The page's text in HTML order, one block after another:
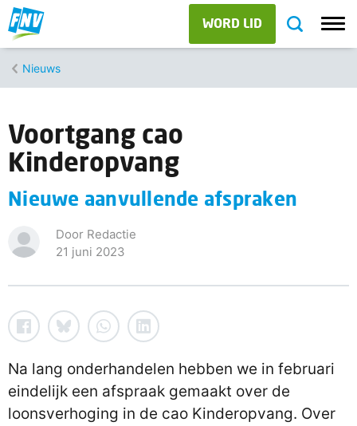
WORD LID
Nieuws
Voortgang cao
Kinderopvang
Nieuwe aanvullende afspraken
Door Redactie
21 juni 2023
Na lang onderhandelen hebben we in februari
eindelijk een afspraak gemaakt over de
loonsverhoging in de cao Kinderopvang. Over